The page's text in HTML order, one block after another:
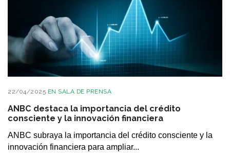
22/04/2025 EN SALA DE PRENSA
ANBC destaca la importancia del crédito
consciente y la innovación financiera
ANBC subraya la importancia del crédito consciente y la
innovación financiera para ampliar...